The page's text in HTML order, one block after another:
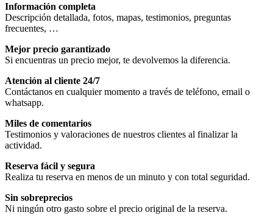
Información completa
Descripción detallada, fotos, mapas, testimonios, preguntas
frecuentes, …
Mejor precio garantizado
Si encuentras un precio mejor, te devolvemos la diferencia.
Atención al cliente 24/7
Contáctanos en cualquier momento a través de teléfono, email o
whatsapp.
Miles de comentarios
Testimonios y valoraciones de nuestros clientes al finalizar la
actividad.
Reserva fácil y segura
Realiza tu reserva en menos de un minuto y con total seguridad.
Sin sobreprecios
Ni ningún otro gasto sobre el precio original de la reserva.